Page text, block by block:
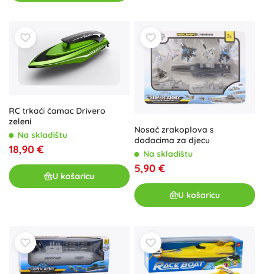
RC trkaći čamac Drivero
zeleni
Na skladištu
18,90 €
U košaricu
Nosač zrakoplova s
dodacima za djecu
Na skladištu
5,90 €
U košaricu